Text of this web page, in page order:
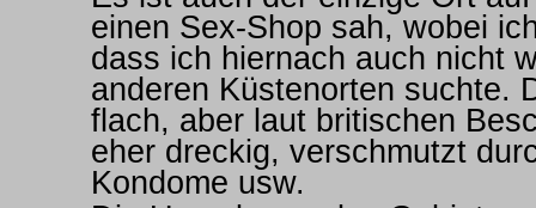
einen Sex-Shop sah, wobei
dass ich hiernach auch nicht
anderen Küstenorten suchte.
flach, aber laut britischen
eher dreckig, verschmutzt
Kondome usw.